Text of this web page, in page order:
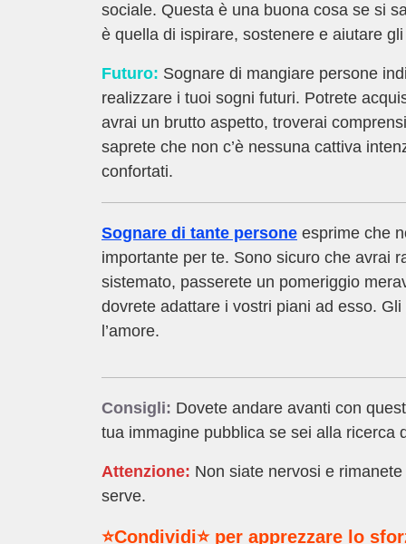
sociale. Questa è una buona cosa se si
è quella di ispirare, sostenere e aiutare
Futuro: Sognare di mangiare persone
realizzare i tuoi sogni futuri. Potrete
avrai un brutto aspetto, troverai
saprete che non c’è nessuna cattiva
confortati.
Sognare di tante persone esprime che
importante per te. Sono sicuro che avrai
sistemato, passerete un pomeriggio
dovrete adattare i vostri piani ad esso.
l’amore.
Consigli: Dovete andare avanti con
tua immagine pubblica se sei alla ricerca
Attenzione: Non siate nervosi e
serve.
⭐Condividi⭐ per apprezzare lo